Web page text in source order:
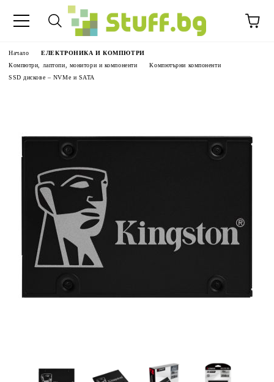
Начало
ЕЛЕКТРОНИКА И КОМПЮТРИ
Компютри, лаптопи, монитори и компоненти
Компютърни компоненти
SSD дискове – NVMe и SATA